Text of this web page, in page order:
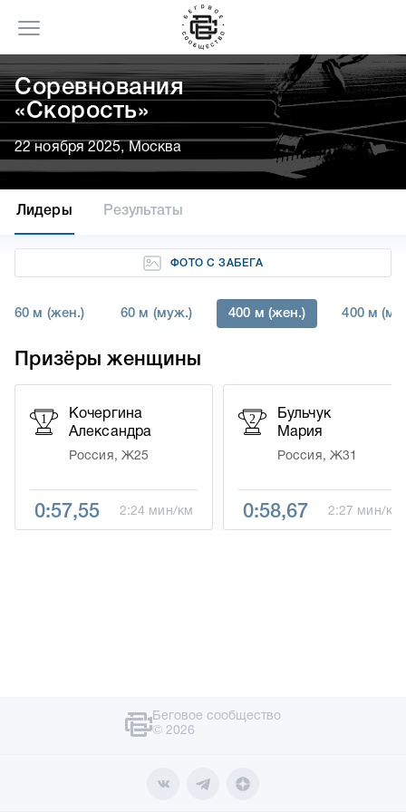
Соревнования
«Скорость»
22 ноября 2025, Москва
Лидеры Результаты
ФОТО С ЗАБЕГА
60 м (жен.) 60 м (муж.) 400 м (жен.) 400 м
Призёры женщины
1
Кочергина
Александра
Россия, Ж25
0:57,55 2:24 мин/км
2
Бульчук
Мария
Россия, Ж31
0:58,67 2:27 мин/км
Беговое сообщество
© 2026